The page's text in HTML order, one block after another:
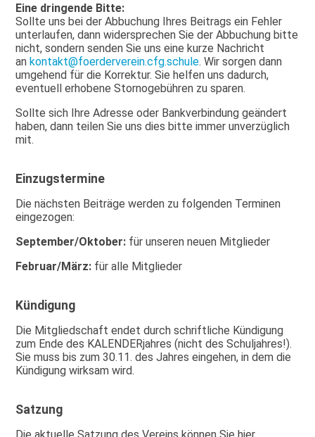
Eine dringende Bitte:
Sollte uns bei der Abbuchung Ihres Beitrags ein Fehler
unterlaufen, dann widersprechen Sie der Abbuchung bitte
nicht, sondern senden Sie uns eine kurze Nachricht
ankontakt@foerderverein.cfg.schule. Wir sorgen dann
umgehend für die Korrektur. Sie helfen uns dadurch,
eventuell erhobene Stornogebühren zu sparen.
Sollte sich Ihre Adresse oder Bankverbindung geändert
haben, dann teilen Sie uns dies bitte immer unverzüglich
mit.
Einzugstermine
Die nächsten Beiträge werden zu folgenden Terminen
eingezogen:
September/Oktober: für unseren neuen Mitglieder
Februar/März: für alle Mitglieder
Kündigung
Die Mitgliedschaft endet durch schriftliche Kündigung
zum Ende des KALENDERjahres (nicht des Schuljahres!).
Sie muss bis zum 30.11. des Jahres eingehen, in dem die
Kündigung wirksam wird.
Satzung
Die aktuelle Satzung des Vereins können Sie hier